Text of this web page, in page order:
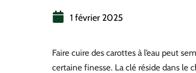
1 février 2025
Faire cuire des carottes à l’eau peut
certaine finesse. La clé réside dans le